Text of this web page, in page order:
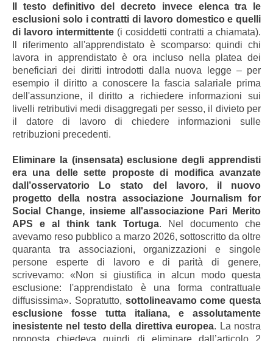
Il testo definitivo del decreto invece elenca tra le
esclusioni solo i contratti di lavoro domestico e quelli
di lavoro intermittente (i cosiddetti contratti a chiamata).
Il riferimento all'apprendistato è scomparso: quindi chi
lavora in apprendistato è ora incluso nella platea dei
beneficiari dei diritti introdotti dalla nuova legge – per
esempio il diritto a conoscere la fascia salariale prima
dell'assunzione, il diritto a richiedere informazioni sui
livelli retributivi medi disaggregati per sesso, il divieto per
il datore di lavoro di chiedere informazioni sulle
retribuzioni precedenti.
Eliminare la (insensata) esclusione degli apprendisti
era una delle sette proposte di modifica avanzate
dall’osservatorio Lo stato del lavoro, il nuovo
progetto della nostra associazione Journalism for
Social Change, insieme all'associazione Pari Merito
APS e al think tank Tortuga. Nel documento che
avevamo reso pubblico a marzo 2026, sottoscritto da oltre
quaranta tra associazioni, organizzazioni e singole
persone esperte di lavoro e di parità di genere,
scrivevamo: «Non si giustifica in alcun modo questa
esclusione: l'apprendistato è una forma contrattuale
diffusissima». Sopratutto, sottolineavamo come questa
esclusione fosse tutta italiana, e assolutamente
inesistente nel testo della direttiva europea. La nostra
proposta chiedeva quindi di eliminare dall’articolo 2